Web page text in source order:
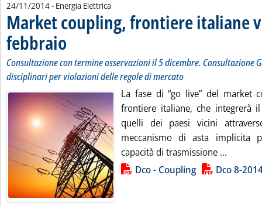
24/11/2014- Energia Elettrica
Market coupling, frontiere italiane
febbraio . Sottotitolo: Consultazione con termine osservazioni il 5
. Pubblicata lunedì 24 novembre 2014 alle 17.9.
Consultazione con termine osservazioni il 5 dicembre. Consultazione
disciplinari per violazioni delle regole di mercato
La fase di “go live” del market
frontiere italiane, che integrerà
quelli dei paesi vicini
meccanismo di asta implicita
capacità di trasmissione ...
Lista allegati PDF alla notizia
Dco - Coupling Dco 8-